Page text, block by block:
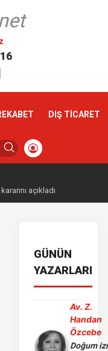
DIŞ TİCARET
açıkladı
GÜNÜN
YAZARLARI
Av. Z.
Handan
Özcebe
Doğum